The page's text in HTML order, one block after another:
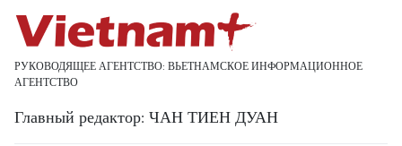
РУКОВОДЯЩЕЕ АГЕНТСТВО: ВЬЕТНАМСКОЕ ИНФОРМАЦИОННОЕ
АГЕНТСТВО
Главный редактор: ЧАН ТИЕН ДУАН